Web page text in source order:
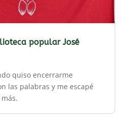
popular José
quiso encerrarme
las palabras y me escapé